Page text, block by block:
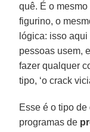
quê. É o
figurino, o
lógica: isso
pessoas usem,
fazer qualquer
tipo, ‘o crack
Esse é o tipo
programas de